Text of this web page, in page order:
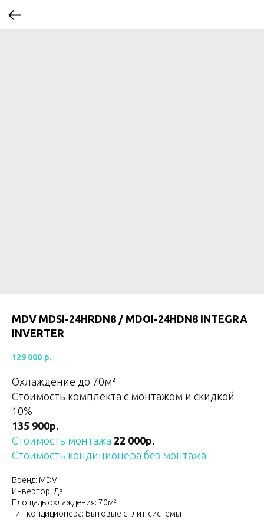
MDV MDSI-24HRDN8 / MDOI-24HDN8 INTEGRA
INVERTER
129 000 р.
Охлаждение до 70м²
Стоимость комплекта с монтажом и скидкой
10%
135 900р.
Стоимость монтажа 22 000р.
Стоимость кондиционера без монтажа
Бренд: MDV
Инвертор: Да
Площадь охлаждения: 70м²
Тип кондиционера: Бытовые сплит-системы